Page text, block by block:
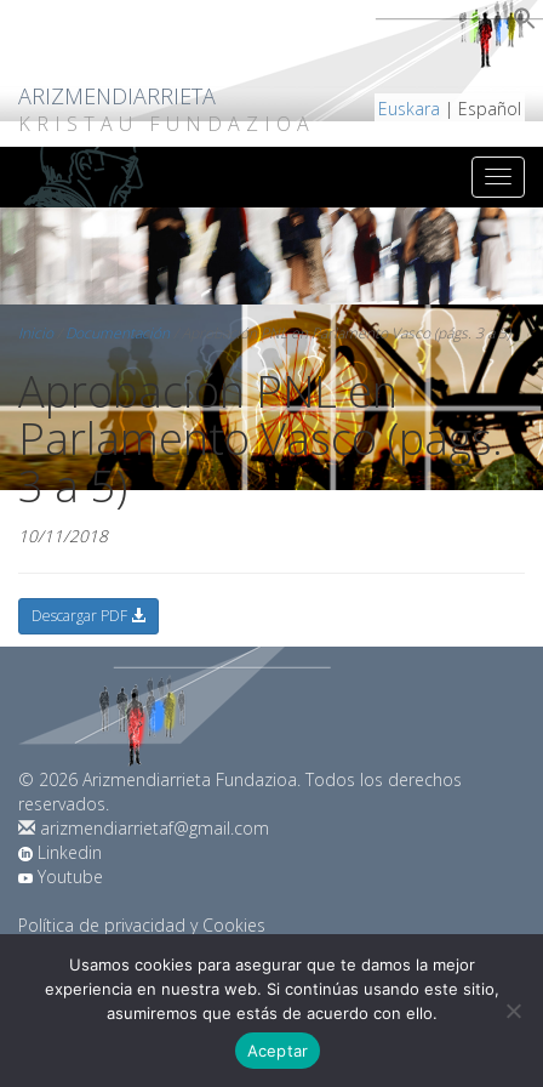
ARIZMENDIARRIETA
KRISTAU FUNDAZIOA
Euskara | Español
Inicio/ Documentación Aprobación PNL en Parlamento Vasco (págs. 3 a 5)
Aprobación PNL en
Parlamento Vasco (págs.
3 a 5)
10/11/2018
Descargar PDF
© 2026 Arizmendiarrieta Fundazioa. Todos los derechos
reservados.
arizmendiarrietaf@gmail.com
Linkedin
Youtube
Política de privacidad y Cookies
Usamos cookies para asegurar que te damos la mejor
experiencia en nuestra web. Si continúas usando este sitio,
asumiremos que estás de acuerdo con ello.
Aceptar